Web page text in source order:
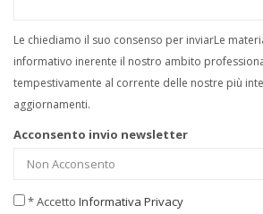
Le chiediamo il suo consenso per inviarLe
informativo inerente il nostro ambito
tempestivamente al corrente delle nostre più
aggiornamenti.
Acconsento invio newsletter
* Accetto Informativa Privacy